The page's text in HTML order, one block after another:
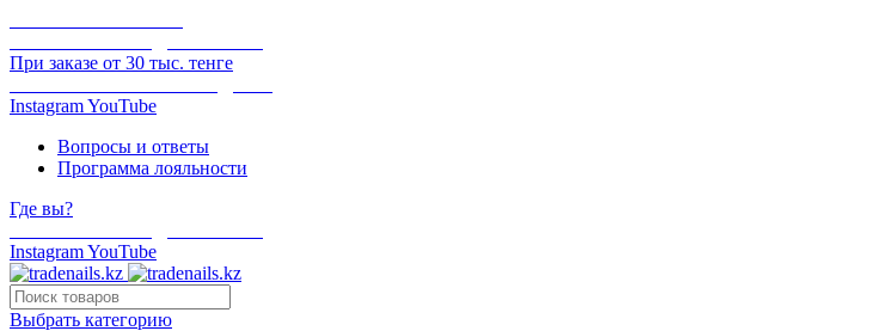
При заказе от 30 тыс. тенге
InstagramYouTube
Вопросы и ответы
Программа лояльности
Где вы?
InstagramYouTube
Выбрать категорию